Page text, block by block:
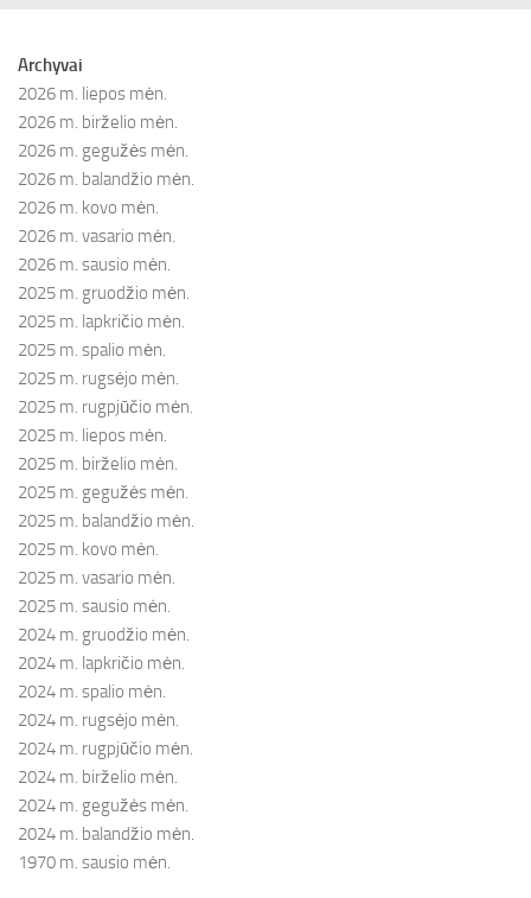
Archyvai
2026 m. liepos mėn.
2026 m. birželio mėn.
2026 m. gegužės mėn.
2026 m. balandžio mėn.
2026 m. kovo mėn.
2026 m. vasario mėn.
2026 m. sausio mėn.
2025 m. gruodžio mėn.
2025 m. lapkričio mėn.
2025 m. spalio mėn.
2025 m. rugsėjo mėn.
2025 m. rugpjūčio mėn.
2025 m. liepos mėn.
2025 m. birželio mėn.
2025 m. gegužės mėn.
2025 m. balandžio mėn.
2025 m. kovo mėn.
2025 m. vasario mėn.
2025 m. sausio mėn.
2024 m. gruodžio mėn.
2024 m. lapkričio mėn.
2024 m. spalio mėn.
2024 m. rugsėjo mėn.
2024 m. rugpjūčio mėn.
2024 m. birželio mėn.
2024 m. gegužės mėn.
2024 m. balandžio mėn.
1970 m. sausio mėn.